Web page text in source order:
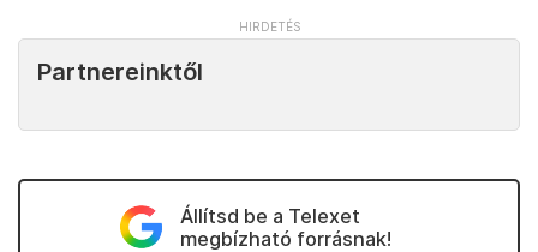
Partnereinktől
Állítsd be a Telexet
megbízható forrásnak!